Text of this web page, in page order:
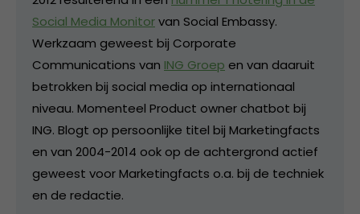
Social Media Monitorvan Social Embassy.
Werkzaam geweest bij Corporate
Communications van ING Groep en van daaruit
betrokken bij social media op internationaal
niveau. Momenteel Product owner chatbot bij
ING. Blogt op persoonlijke titel bij Marketingfacts
en van 2004-2014 ook op de achtergrond actief
geweest voor Marketingfacts o.a. bij de techniek
en de redactie.